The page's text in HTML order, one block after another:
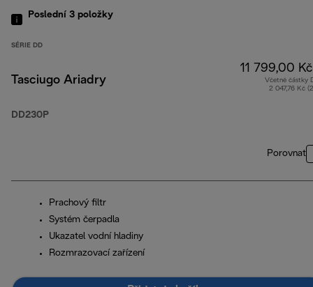
Poslední 3 položky
SÉRIE DD
Tasciugo Ariadry
DD230P
11 799,00 Kč
Včetně částky
2 047,76 Kč
Porovnat
Prachový filtr
Systém čerpadla
Ukazatel vodní hladiny
Rozmrazovací zařízení